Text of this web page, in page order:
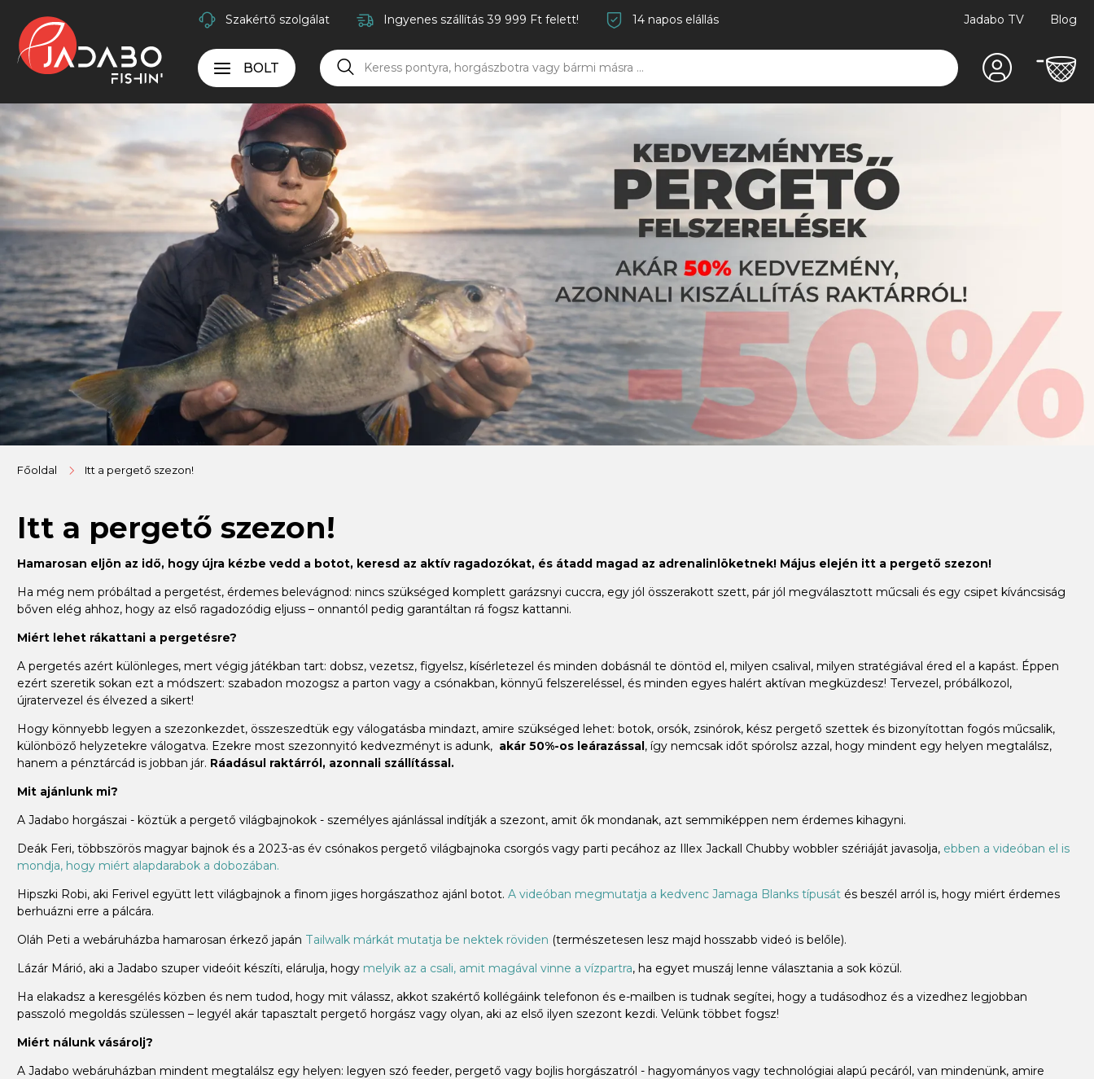
Szakértő szolgálat Ingyenes szállítás 39 999 Ft felett! 14 napos elállás Jadabo TV Blog
BOLT
Főoldal Itt a pergető szezon!
Itt a pergető szezon!
Hamarosan eljön az idő, hogy újra kézbe vedd a botot, keresd az aktív ragadozókat, és átadd magad az adrenalinlöketnek! Május elején itt a pergető szezon!
Ha még nem próbáltad a pergetést, érdemes belevágnod: nincs szükséged komplett garázsnyi cuccra, egy jól összerakott szett, pár jól megválasztott műcsali és egy csipet kíváncsiság
bőven elég ahhoz, hogy az első ragadozódig eljuss – onnantól pedig garantáltan rá fogsz kattanni.
Miért lehet rákattani a pergetésre?
A pergetés azért különleges, mert végig játékban tart: dobsz, vezetsz, figyelsz, kísérletezel és minden dobásnál te döntöd el, milyen csalival, milyen stratégiával éred el a kapást. Éppen
ezért szeretik sokan ezt a módszert: szabadon mozogsz a parton vagy a csónakban, könnyű felszereléssel, és minden egyes halért aktívan megküzdesz! Tervezel, próbálkozol,
újratervezel és élvezed a sikert!
Hogy könnyebb legyen a szezonkezdet, összeszedtük egy válogatásba mindazt, amire szükséged lehet: botok, orsók, zsinórok, kész pergető szettek és bizonyítottan fogós műcsalik,
különböző helyzetekre válogatva. Ezekre most szezonnyitó kedvezményt is adunk, akár 50%-os leárazással, így nemcsak időt spórolsz azzal, hogy mindent egy helyen megtalálsz,
hanem a pénztárcád is jobban jár. Ráadásul raktárról, azonnali szállítással.
Mit ajánlunk mi?
A Jadabo horgászai - köztük a pergető világbajnokok - személyes ajánlással indítják a szezont, amit ők mondanak, azt semmiképpen nem érdemes kihagyni.
Deák Feri, többszörös magyar bajnok és a 2023-as év csónakos pergető világbajnoka csorgós vagy parti pecához az Illex Jackall Chubby wobbler szériáját javasolja, ebben a videóban el is
mondja, hogy miért alapdarabok a dobozában.
Hipszki Robi, aki Ferivel együtt lett világbajnok a finom jiges horgászathoz ajánl botot. A videóban megmutatja a kedvenc Jamaga Blanks típusát és beszél arról is, hogy miért érdemes
berhuázni erre a pálcára.
Oláh Peti a webáruházba hamarosan érkező japán Tailwalk márkát mutatja be nektek röviden (természetesen lesz majd hosszabb videó is belőle).
Lázár Márió, aki a Jadabo szuper videóit készíti, elárulja, hogy melyik az a csali, amit magával vinne a vízpartra, ha egyet muszáj lenne választania a sok közül.
Ha elakadsz a keresgélés közben és nem tudod, hogy mit válassz, akkot szakértő kollégáink telefonon és e-mailben is tudnak segítei, hogy a tudásodhoz és a vizedhez legjobban
passzoló megoldás szülessen – legyél akár tapasztalt pergető horgász vagy olyan, aki az első ilyen szezont kezdi. Velünk többet fogsz!
Miért nálunk vásárolj?
A Jadabo webáruházban mindent megtalálsz egy helyen: legyen szó feeder, pergető vagy bojlis horgászatról - hagyományos vagy technológiai alapú pecáról, van mindenünk, amire